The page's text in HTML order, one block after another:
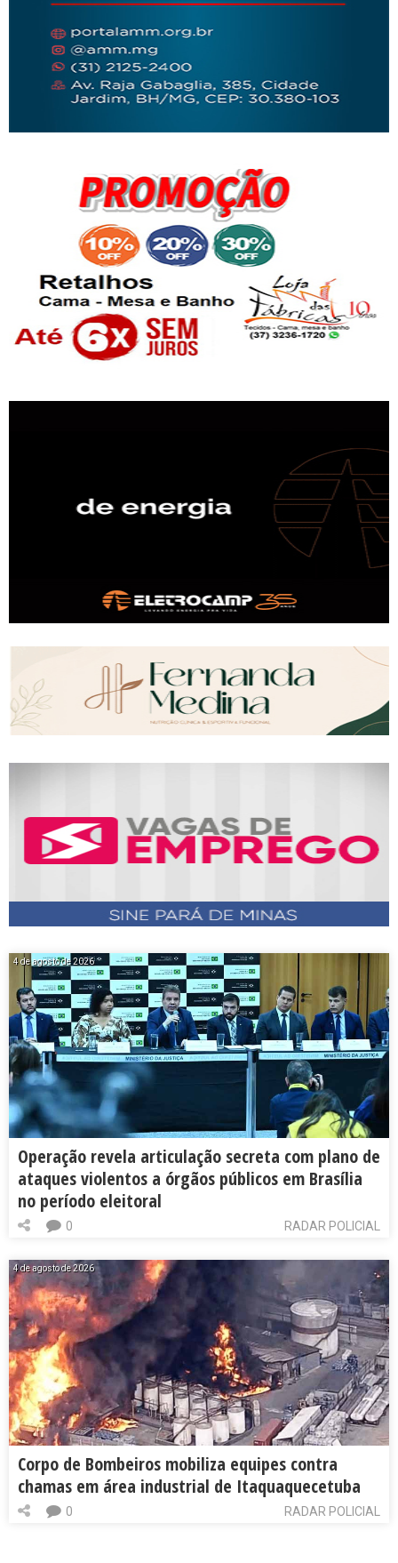
4 de agosto de 2026
Operação revela articulação secreta com plano de
ataques violentos a órgãos públicos em Brasília
no período eleitoral
RADAR POLICIAL
0
4 de agosto de 2026
Corpo de Bombeiros mobiliza equipes contra
chamas em área industrial de Itaquaquecetuba
RADAR POLICIAL
0